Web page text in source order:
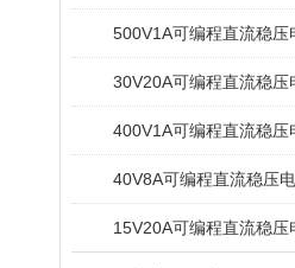
500V1A可编程直流稳压
30V20A可编程直流稳压
400V1A可编程直流稳压
40V8A可编程直流稳压
15V20A可编程直流稳压